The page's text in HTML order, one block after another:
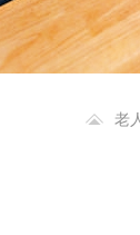
老